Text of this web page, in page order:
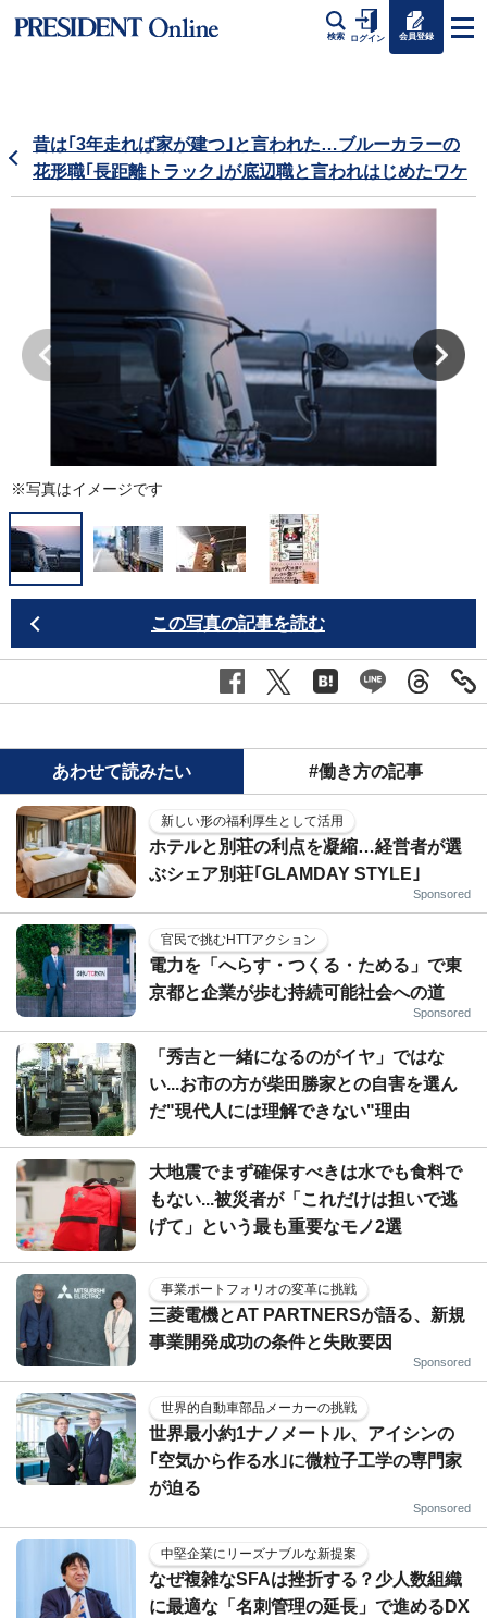
検索 ログイン 会員登録
昔は｢3年走れば家が建つ｣と言われた…ブルーカラーの
花形職｢長距離トラック｣が底辺職と言われはじめたワケ
※写真はイメージです
この写真の記事を読む
あわせて読みたい #働き方の記事
新しい形の福利厚生として活用
ホテルと別荘の利点を凝縮…経営者が選
ぶシェア別荘｢GLAMDAY STYLE｣
Sponsored
官民で挑むHTTアクション
電力を「へらす・つくる・ためる」で東
京都と企業が歩む持続可能社会への道
Sponsored
「秀吉と一緒になるのがイヤ」ではな
い...お市の方が柴田勝家との自害を選ん
だ"現代人には理解できない"理由
大地震でまず確保すべきは水でも食料で
もない...被災者が「これだけは担いで逃
げて」という最も重要なモノ2選
事業ポートフォリオの変革に挑戦
三菱電機とAT PARTNERSが語る、新規
事業開発成功の条件と失敗要因
Sponsored
世界的自動車部品メーカーの挑戦
世界最小約1ナノメートル、アイシンの
｢空気から作る水｣に微粒子工学の専門家
が迫る
Sponsored
中堅企業にリーズナブルな新提案
なぜ複雑なSFAは挫折する？少人数組織
に最適な「名刺管理の延長」で進めるDX